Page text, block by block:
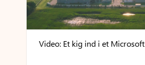
Video: Et kig ind i et